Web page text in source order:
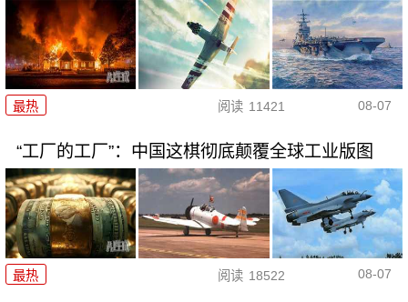
最热 阅读 11421 08-07
“工厂的工厂”：中国这棋彻底颠覆全球工业版图
最热 阅读 18522 08-07